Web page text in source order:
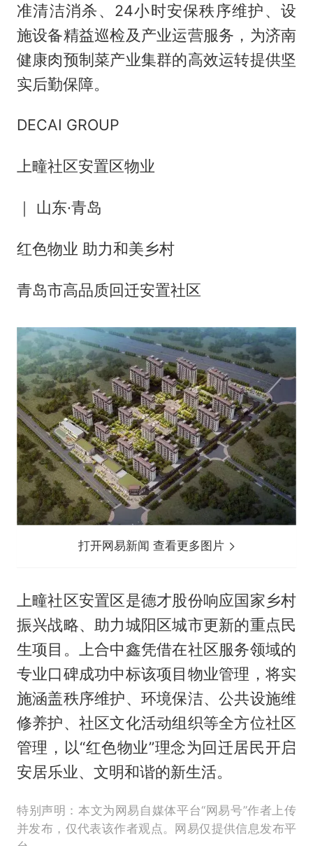
准清洁消杀、24小时安保秩序维护、设
施设备精益巡检及产业运营服务，为济南
健康肉预制菜产业集群的高效运转提供坚
实后勤保障。
DECAI GROUP
上疃社区安置区物业
｜ 山东·青岛
红色物业 助力和美乡村
青岛市高品质回迁安置社区
打开网易新闻 查看更多图片
上疃社区安置区是德才股份响应国家乡村
振兴战略、助力城阳区城市更新的重点民
生项目。上合中鑫凭借在社区服务领域的
专业口碑成功中标该项目物业管理，将实
施涵盖秩序维护、环境保洁、公共设施维
修养护、社区文化活动组织等全方位社区
管理，以“红色物业”理念为回迁居民开启
安居乐业、文明和谐的新生活。
特别声明：本文为网易自媒体平台“网易号”作者上传
并发布，仅代表该作者观点。网易仅提供信息发布平